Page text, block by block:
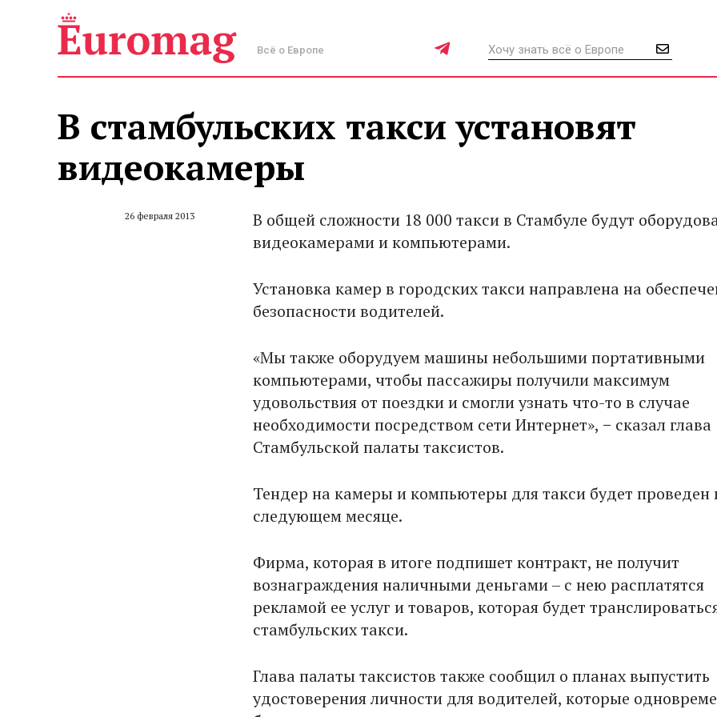
Всё о Европе
В стамбульских такси установят
видеокамеры
26 февраля 2013
В общей сложности 18 000 такси в Стамбуле будут
видеокамерами и компьютерами.
Установка камер в городских такси направлена на
безопасности водителей.
«Мы также оборудуем машины небольшими портативными
компьютерами, чтобы пассажиры получили максимум
удовольствия от поездки и смогли узнать что-то в случае
необходимости посредством сети Интернет», − сказал глава
Стамбульской палаты таксистов.
Тендер на камеры и компьютеры для такси будет проведен
следующем месяце.
Фирма, которая в итоге подпишет контракт, не получит
вознаграждения наличными деньгами – с нею расплатятся
рекламой ее услуг и товаров, которая будет
стамбульских такси.
Глава палаты таксистов также сообщил о планах выпустить
удостоверения личности для водителей, которые